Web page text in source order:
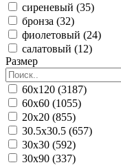
сиреневый (35)
бронза (32)
фиолетовый (24)
салатовый (12)
Размер
60x120 (3187)
60x60 (1055)
20x20 (855)
30.5x30.5 (657)
30x30 (592)
30x90 (337)